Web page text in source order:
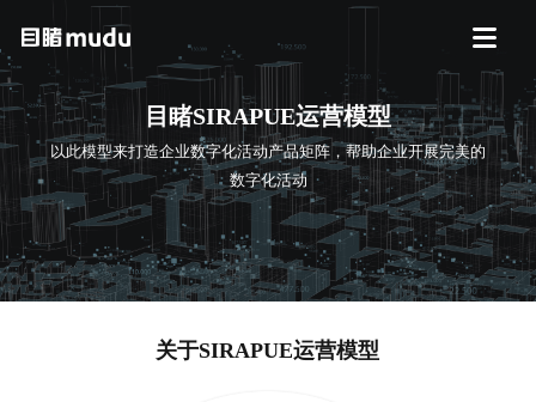
目睹SIRAPUE运营模型
以此模型来打造企业数字化活动产品矩阵，帮助企业开展完美的
数字化活动
关于SIRAPUE运营模型